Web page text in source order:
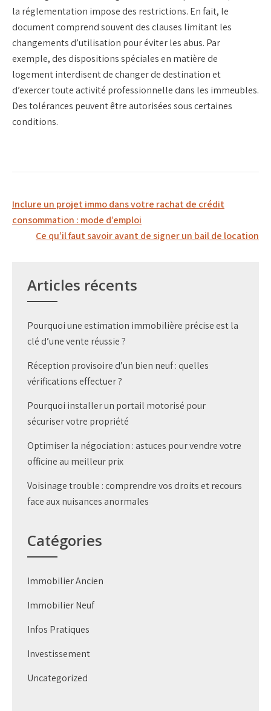
la réglementation impose des restrictions. En fait, le
document comprend souvent des clauses limitant les
changements d’utilisation pour éviter les abus. Par
exemple, des dispositions spéciales en matière de
logement interdisent de changer de destination et
d’exercer toute activité professionnelle dans les immeubles.
Des tolérances peuvent être autorisées sous certaines
conditions.
Navigation
de
l’article
Inclure un projet immo dans votre rachat de crédit
consommation : mode d’emploi
Ce qu’il faut savoir avant de signer un bail de location
Articles récents
Pourquoi une estimation immobilière précise est la
clé d’une vente réussie ?
Réception provisoire d’un bien neuf : quelles
vérifications effectuer ?
Pourquoi installer un portail motorisé pour
sécuriser votre propriété
Optimiser la négociation : astuces pour vendre votre
officine au meilleur prix
Voisinage trouble : comprendre vos droits et recours
face aux nuisances anormales
Catégories
Immobilier Ancien
Immobilier Neuf
Infos Pratiques
Investissement
Uncategorized